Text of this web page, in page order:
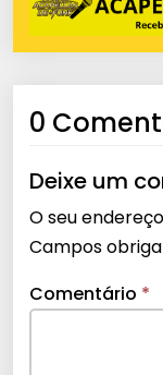
0
Deixe um
O seu
Campos
Comentário *